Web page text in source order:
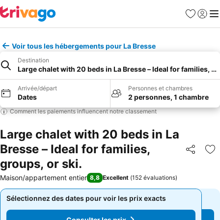
Favoris
Se
Voir tous les hébergements pour La Bresse
Destination
Large chalet with 20 beds in La Bresse – Ideal for families,
Arrivée/départ
Dates
Personnes et chambres
2 personnes, 1 chambre
Comment les paiements influencent notre classement
Large chalet with 20 beds in La
Bresse – Ideal for families,
groups, or ski.
Partager
Maison/appartement entier 8,8 Excellent (152 évaluations)
Sélectionnez des dates pour voir les prix exacts
Sélectionnez des dates pour voir les prix exacts